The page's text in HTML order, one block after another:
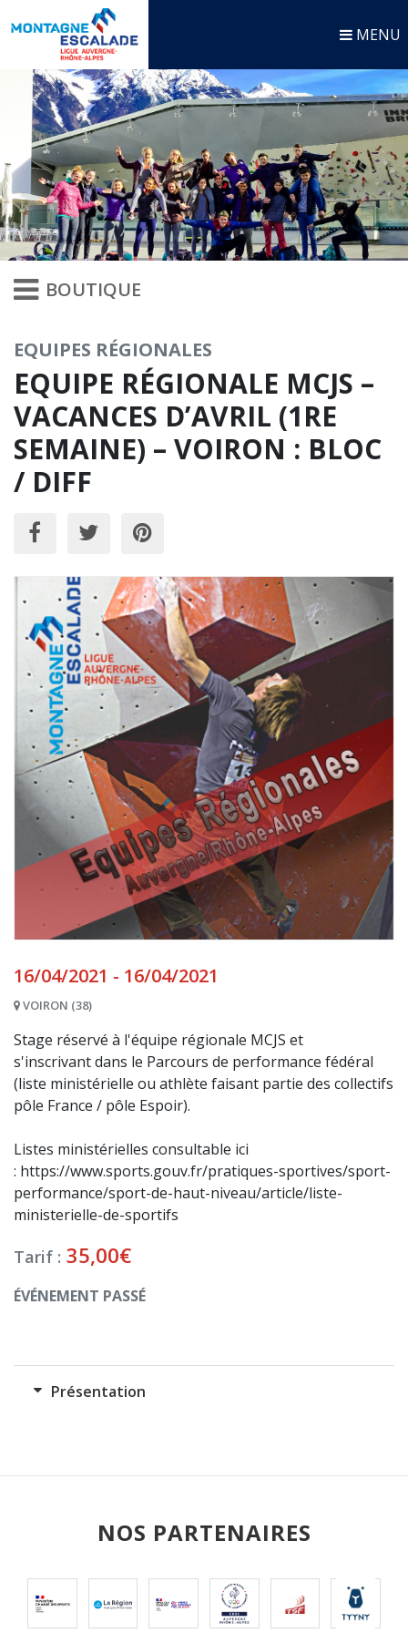
MENU
BOUTIQUE
EQUIPES RÉGIONALES
EQUIPE RÉGIONALE MCJS –
VACANCES D’AVRIL (1RE
SEMAINE) – VOIRON : BLOC
/ DIFF
16/04/2021 - 16/04/2021
VOIRON (38)
Stage réservé à l'équipe régionale MCJS et
s'inscrivant dans le Parcours de performance fédéral
(liste ministérielle ou athlète faisant partie des collectifs
pôle France / pôle Espoir).
Listes ministérielles consultable ici
: https://www.sports.gouv.fr/pratiques-sportives/sport-
performance/sport-de-haut-niveau/article/liste-
ministerielle-de-sportifs
Tarif : 35,00€
ÉVÉNEMENT PASSÉ
Présentation
NOS PARTENAIRES